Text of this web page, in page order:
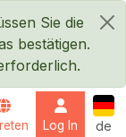
×
Sie die
bestätigen.
Log In de